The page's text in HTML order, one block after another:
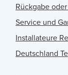
Rückgabe
Service und
Installateure
Deutschland